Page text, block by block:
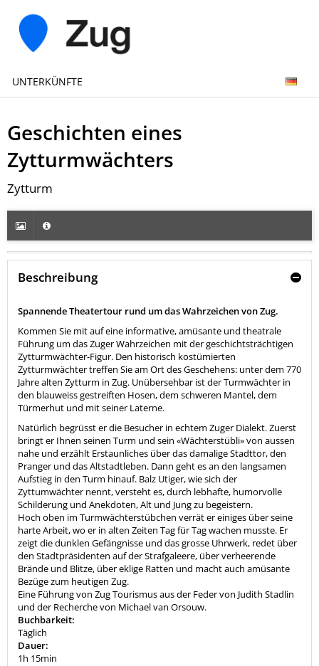
UNTERKÜNFTE
Geschichten eines
Zytturmwächters
Zytturm
Beschreibung
Spannende Theatertour rund um das Wahrzeichen von Zug.
Kommen Sie mit auf eine informative, amüsante und theatrale
Führung um das Zuger Wahrzeichen mit der geschichtsträchtigen
Zytturmwächter-Figur. Den historisch kostümierten
Zytturmwächter treffen Sie am Ort des Geschehens: unter dem 770
Jahre alten Zytturm in Zug. Unübersehbar ist der Turmwächter in
den blauweiss gestreiften Hosen, dem schweren Mantel, dem
Türmerhut und mit seiner Laterne.
Natürlich begrüsst er die Besucher in echtem Zuger Dialekt. Zuerst
bringt er Ihnen seinen Turm und sein «Wächterstübli» von aussen
nahe und erzählt Erstaunliches über das damalige Stadttor, den
Pranger und das Altstadtleben. Dann geht es an den langsamen
Aufstieg in den Turm hinauf. Balz Utiger, wie sich der
Zyttumwächter nennt, versteht es, durch lebhafte, humorvolle
Schilderung und Anekdoten, Alt und Jung zu begeistern.
Hoch oben im Turmwächterstübchen verrät er einiges über seine
harte Arbeit, wo er in alten Zeiten Tag für Tag wachen musste. Er
zeigt die dunklen Gefängnisse und das grosse Uhrwerk, redet über
den Stadtpräsidenten auf der Strafgaleere, über verheerende
Brände und Blitze, über eklige Ratten und macht auch amüsante
Bezüge zum heutigen Zug.
Eine Führung von Zug Tourismus aus der Feder von Judith Stadlin
und der Recherche von Michael van Orsouw.
Buchbarkeit:
Täglich
Dauer:
1h 15min